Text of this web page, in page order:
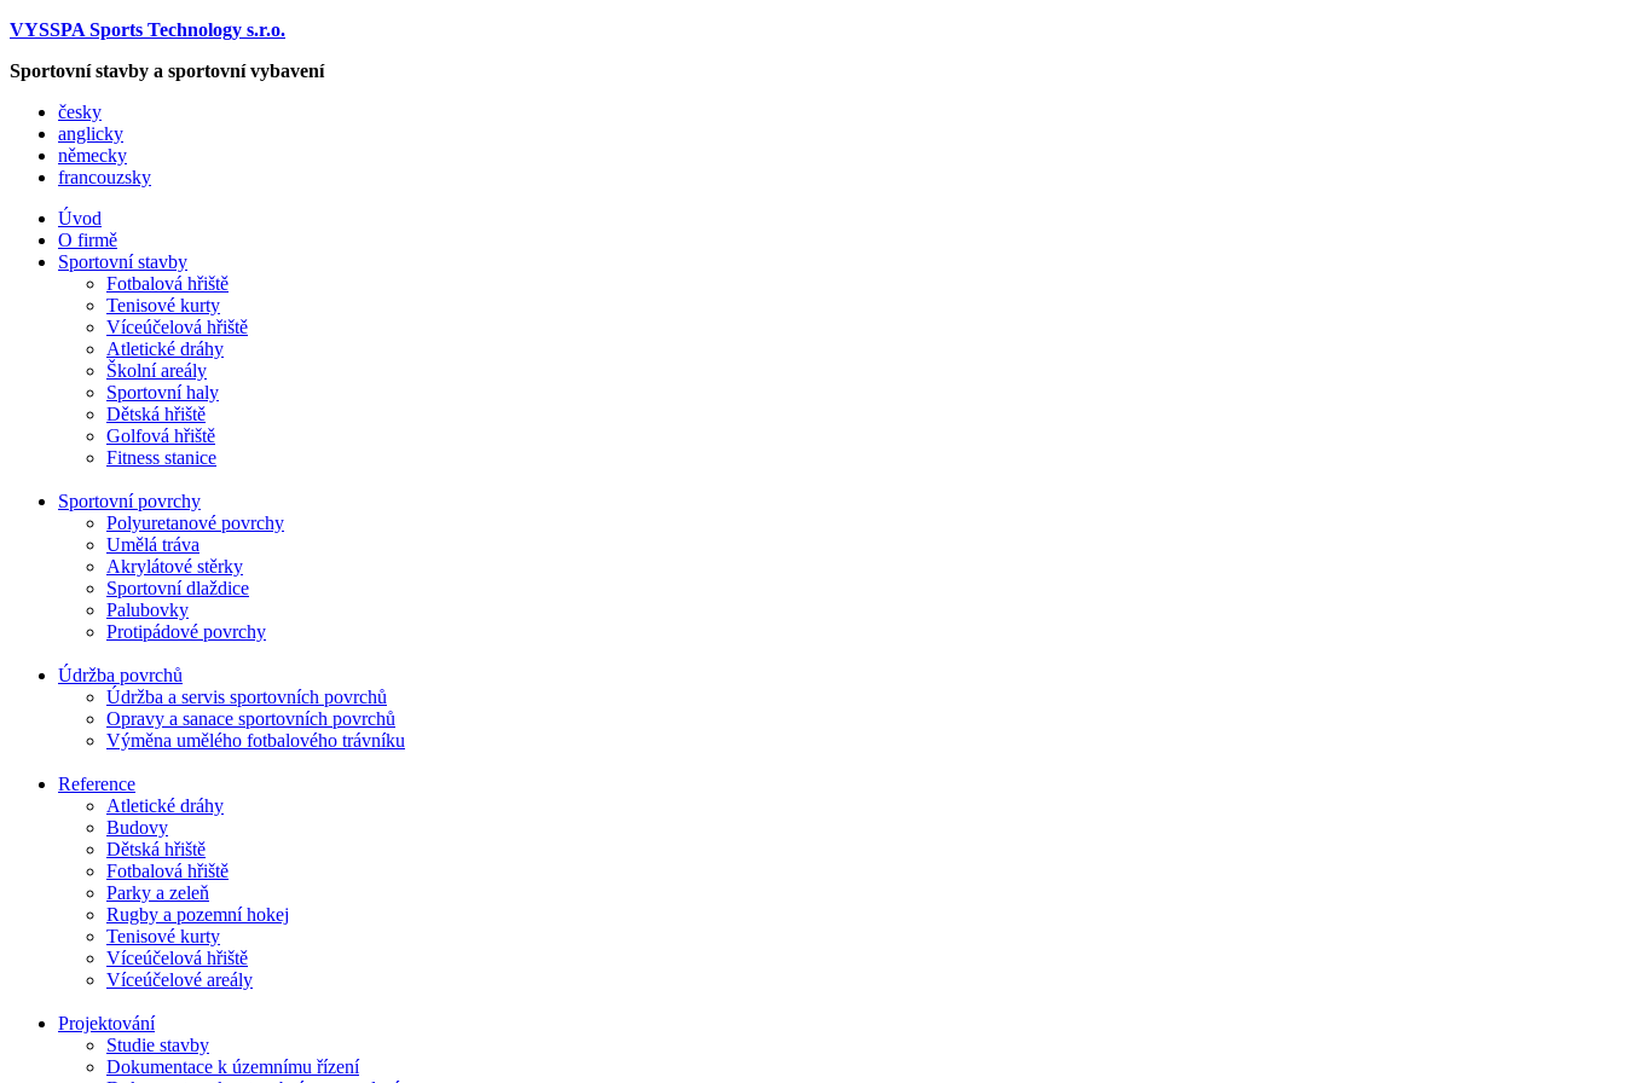
VYSSPA Sports Technology s.r.o.
Sportovní stavby a sportovní vybavení
česky
anglicky
německy
francouzsky
Úvod
O firmě
Sportovní stavby
Fotbalová hřiště
Tenisové kurty
Víceúčelová hřiště
Atletické dráhy
Školní areály
Sportovní haly
Dětská hřiště
Golfová hřiště
Fitness stanice
Sportovní povrchy
Polyuretanové povrchy
Umělá tráva
Akrylátové stěrky
Sportovní dlaždice
Palubovky
Protipádové povrchy
Údržba povrchů
Údržba a servis sportovních povrchů
Opravy a sanace sportovních povrchů
Výměna umělého fotbalového trávníku
Reference
Atletické dráhy
Budovy
Dětská hřiště
Fotbalová hřiště
Parky a zeleň
Rugby a pozemní hokej
Tenisové kurty
Víceúčelová hřiště
Víceúčelové areály
Projektování
Studie stavby
Dokumentace k územnímu řízení